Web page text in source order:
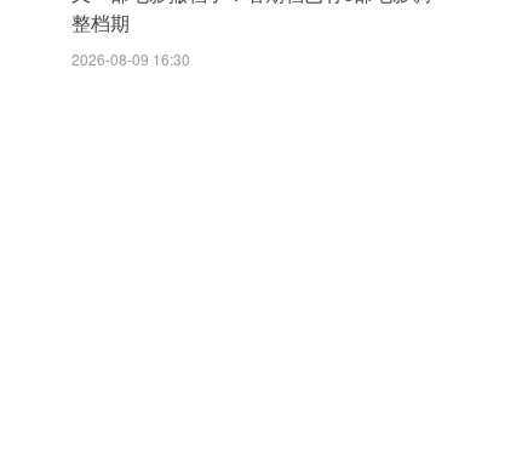
整档期
2026-08-09 16:30